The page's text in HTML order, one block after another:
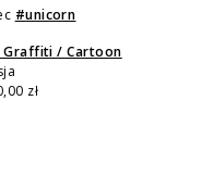
#unicorn
Graffiti / Cartoon
zł